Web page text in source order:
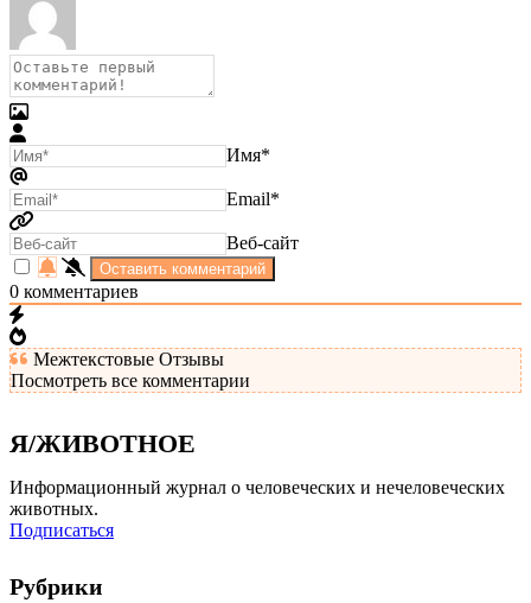
Имя*
Email*
Веб-сайт
0 комментариев
Межтекстовые Отзывы
Посмотреть все комментарии
Я/ЖИВОТНОЕ
Информационный журнал о человеческих и нечеловеческих
животных.
Подписаться
Рубрики